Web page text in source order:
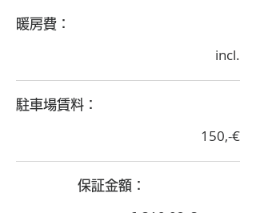
​暖房費：
incl.
​駐車場賃料：
150,-€
​保証金額：